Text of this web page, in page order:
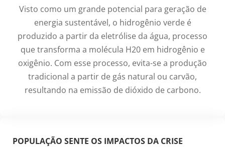
Visto como um grande potencial para geração de
energia sustentável, o hidrogênio verde é
produzido a partir da eletrólise da água, processo
que transforma a molécula H20 em hidrogênio e
oxigênio. Com esse processo, evita-se a produção
tradicional a partir de gás natural ou carvão,
resultando na emissão de dióxido de carbono.
POPULAÇÃO SENTE OS IMPACTOS DA CRISE